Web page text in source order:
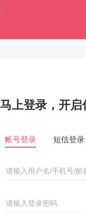
马上登录，开
帐号登录 短信登录